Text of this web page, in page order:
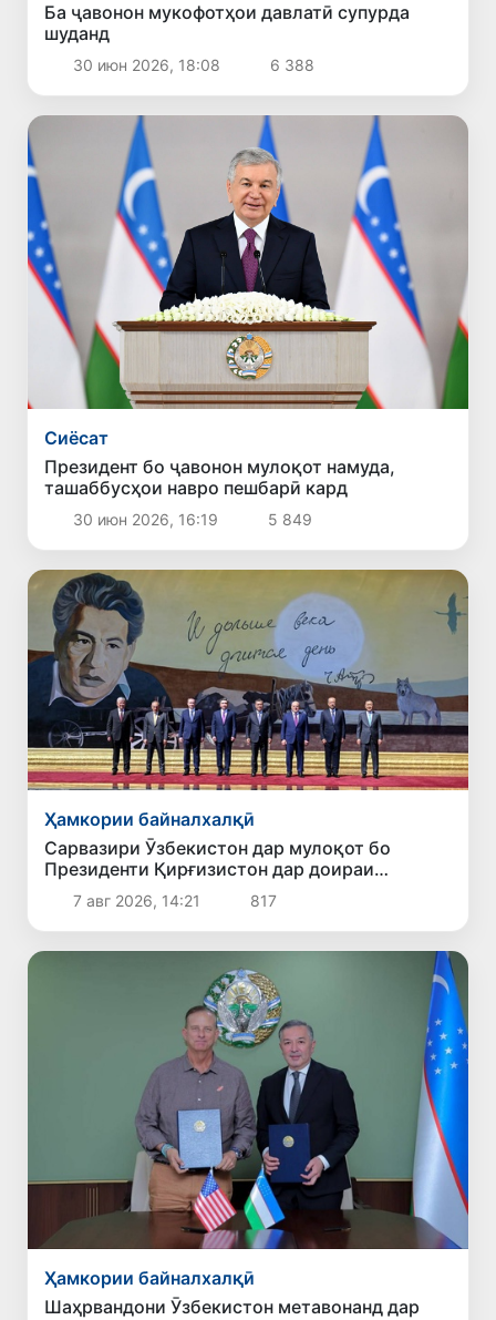
Ба ҷавонон мукофотҳои давлатӣ супурда
шуданд
30 июн 2026, 18:08 6 388
Сиёсат
Президент бо ҷавонон мулоқот намуда,
ташаббусҳои навро пешбарӣ кард
30 июн 2026, 16:19 5 849
Ҳамкории байналхалқӣ
Сарвазири Ӯзбекистон дар мулоқот бо
Президенти Қирғизистон дар доираи
чорабиниҳои Иттиҳоди иқтисодии АвруОсиё
иштирок кард
7 авг 2026, 14:21 817
Ҳамкории байналхалқӣ
Шаҳрвандони Ӯзбекистон метавонанд дар